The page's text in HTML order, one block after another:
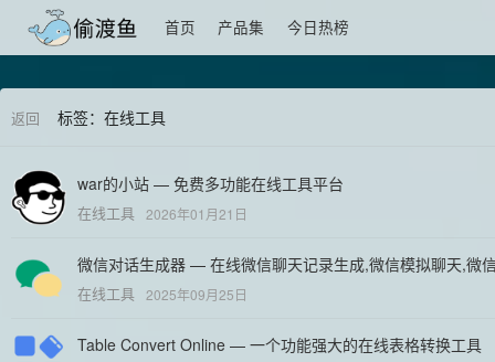
首页 产品集 今日热榜
返回 标签：在线工具
war的小站 — 免费多功能在线工具平台
在线工具 2026年01月21日
微信对话生成器 — 在线微信聊天记录生成,微信模拟聊天,微
在线工具 2025年09月25日
Table Convert Online — 一个功能强大的在线表格转换工具